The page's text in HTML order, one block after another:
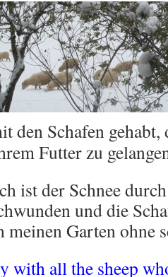
den Schafen
Futter zu
ist der Schnee
und die
Garten ohne
with all the sheep